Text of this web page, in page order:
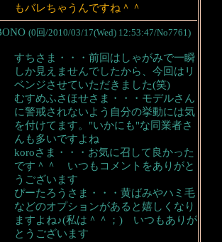
もバレちゃうんですね＾＾
(0回/2010/03/17(Wed) 12:53:47/No7761)
すちさま・・・前回はしゃがみで一瞬
しか見えませんでしたから、今回はリ
ベンジさせていただきました(笑)
むすめふさほせさま・・・モデルさん
に警戒されないよう自分の挙動には気
を付けてます。"いかにも"な同業者さ
んも多いですよね
koroさま・・・お気に召して良かった
です＾＾ いつもコメントをありがと
うございます
ぴーたろうさま・・・黄ばみやハミ毛
などのオプションがあると嬉しくなり
ますよね♪(私は＾＾；) いつもありが
とうございます